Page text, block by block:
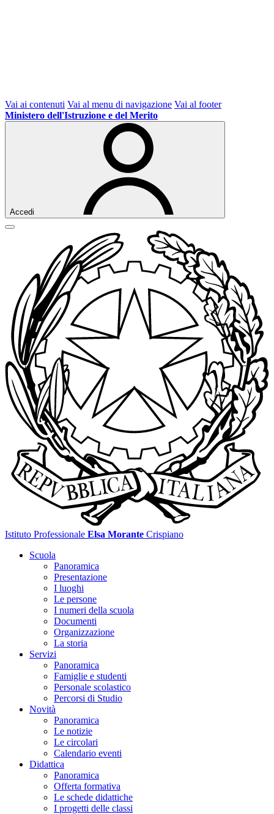
Vai ai contenuti Vai al menu di navigazione Vai al footer
Ministero dell'Istruzione e del Merito
Accedi
Istituto Professionale Elsa Morante Crispiano
Scuola
Panoramica
Presentazione
I luoghi
Le persone
I numeri della scuola
Documenti
Organizzazione
La storia
Servizi
Panoramica
Famiglie e studenti
Personale scolastico
Percorsi di Studio
Novità
Panoramica
Le notizie
Le circolari
Calendario eventi
Didattica
Panoramica
Offerta formativa
Le schede didattiche
I progetti delle classi